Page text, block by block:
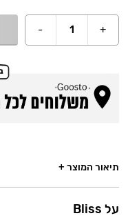
+
1
-
תיאור המוצר +
על Bliss